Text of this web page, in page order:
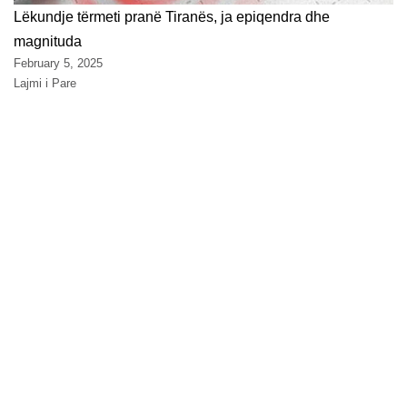
Lëkundje tërmeti pranë Tiranës, ja epiqendra dhe
magnituda
February 5, 2025
Lajmi i Pare